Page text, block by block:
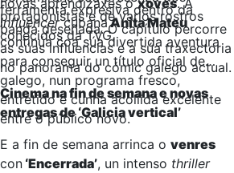
protagonistas e de varios rostros
coñecidos da TVG.
ferramenta expresiva dentro da
banda deseñada. O capítulo percorre
as súas influencias e a súa traxectoria
no panorama do cómic galego actual.
influencercubanaAnita Mateu
continúa coa súa divertida aventura
para conseguir un título oficial de
galego, nun programa fresco,
entretido e cunha acollida excelente
entre o público novo.
Cinema na fin de semana e novas
entregas de ‘Galicia vertical’
E a fin de semana arrinca o venres
con ‘Encerrada’, un intenso thriller